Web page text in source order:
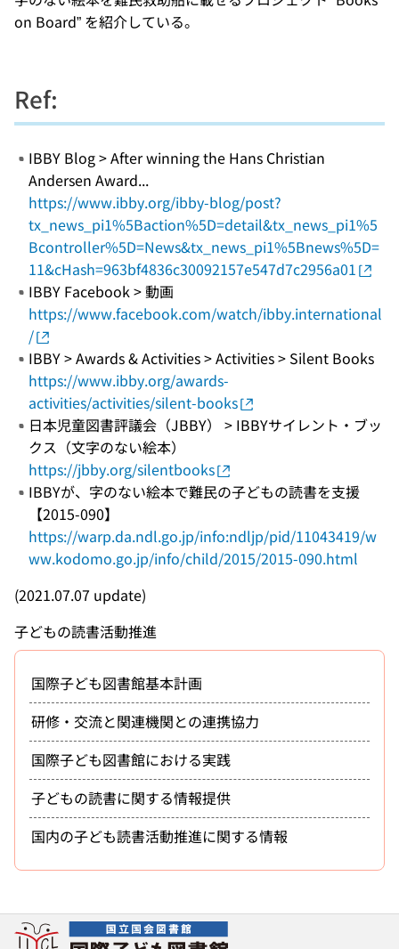
on Board” を紹介している。
Ref:
IBBY Blog > After winning the Hans Christian
Andersen Award...
https://www.ibby.org/ibby-blog/post?
tx_news_pi1%5Baction%5D=detail&tx_news_pi1%5
Bcontroller%5D=News&tx_news_pi1%5Bnews%5D=
11&cHash=963bf4836c30092157e547d7c2956a01
IBBY Facebook > 動画
https://www.facebook.com/watch/ibby.international
/
IBBY > Awards & Activities > Activities > Silent Books
https://www.ibby.org/awards-
activities/activities/silent-books
日本児童図書評議会（JBBY） > IBBYサイレント・ブッ
クス（文字のない絵本）
https://jbby.org/silentbooks
IBBYが、字のない絵本で難民の子どもの読書を支援
【2015-090】
https://warp.da.ndl.go.jp/info:ndljp/pid/11043419/w
ww.kodomo.go.jp/info/child/2015/2015-090.html
(2021.07.07 update)
子どもの読書活動推進
国際子ども図書館基本計画
研修・交流と関連機関との連携協力
国際子ども図書館における実践
子どもの読書に関する情報提供
国内の子ども読書活動推進に関する情報